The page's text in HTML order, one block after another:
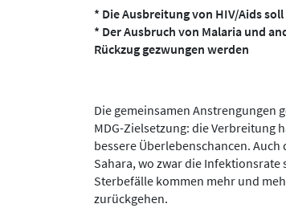
* Die Ausbreitung von HIV/Aids
* Der Ausbruch von Malaria und
Rückzug gezwungen werden
Die gemeinsamen Anstrengungen
MDG-Zielsetzung: die Verbreitung
bessere Überlebenschancen.
Sahara, wo zwar die
Sterbefälle kommen mehr und
zurückgehen.